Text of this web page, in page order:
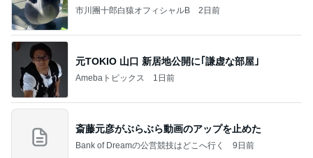
市川團十郎白猿オフィシャルB 2日前
元TOKIO 山口 新居地公開に｢謙虚な部屋｣
Amebaトピックス 1日前
斎藤元彦がぶらぶら動画のアップを止めた
Bank of Dreamの公営競技はどこへ行く 9日前